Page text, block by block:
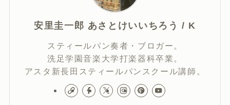
安里圭一郎 あさとけいいちろう / K
スティールパン奏者・ブロガー。
洗足学園音楽大学打楽器科卒業。
アスタ新長田スティールパンスクール講師。